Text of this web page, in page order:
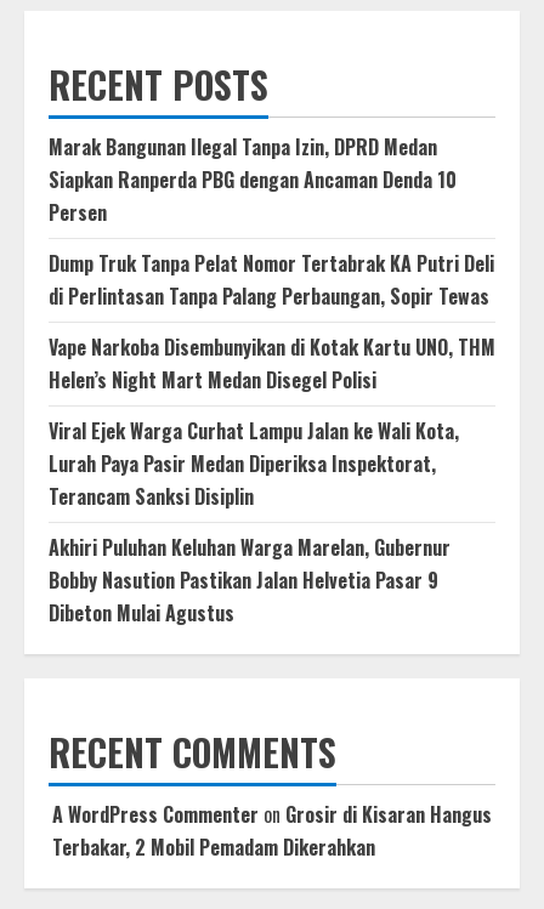
RECENT POSTS
Marak Bangunan Ilegal Tanpa Izin, DPRD Medan
Siapkan Ranperda PBG dengan Ancaman Denda 10
Persen
Dump Truk Tanpa Pelat Nomor Tertabrak KA Putri Deli
di Perlintasan Tanpa Palang Perbaungan, Sopir Tewas
Vape Narkoba Disembunyikan di Kotak Kartu UNO, THM
Helen’s Night Mart Medan Disegel Polisi
Viral Ejek Warga Curhat Lampu Jalan ke Wali Kota,
Lurah Paya Pasir Medan Diperiksa Inspektorat,
Terancam Sanksi Disiplin
Akhiri Puluhan Keluhan Warga Marelan, Gubernur
Bobby Nasution Pastikan Jalan Helvetia Pasar 9
Dibeton Mulai Agustus
RECENT COMMENTS
A WordPress Commenter on Grosir di Kisaran Hangus
Terbakar, 2 Mobil Pemadam Dikerahkan